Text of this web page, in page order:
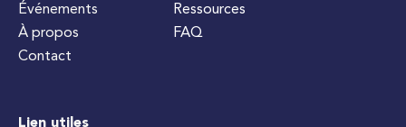
Événements
À propos
Contact
Ressources
FAQ
Lien utiles